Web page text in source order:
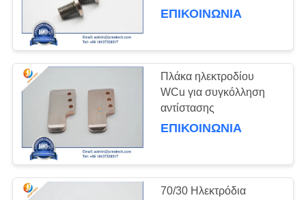
σωλήνας ζιρκονίου
67
βολφραμίου
ΕΠΙΚΟΙΝΩΝΊΑ
Πλάκα ηλεκτροδίου
WCu για συγκόλληση
αντίστασης
ΕΠΙΚΟΙΝΩΝΊΑ
70/30 Ηλεκτρόδια